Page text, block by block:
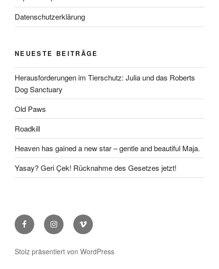
Datenschutzerklärung
NEUESTE BEITRÄGE
Herausforderungen im Tierschutz: Julia und das Roberts
Dog Sanctuary
Old Paws
Roadkill
Heaven has gained a new star – gentle and beautiful Maja.
Yasay? Geri Çek! Rücknahme des Gesetzes jetzt!
FacebookInstagramVimeo
Stolz präsentiert von WordPress